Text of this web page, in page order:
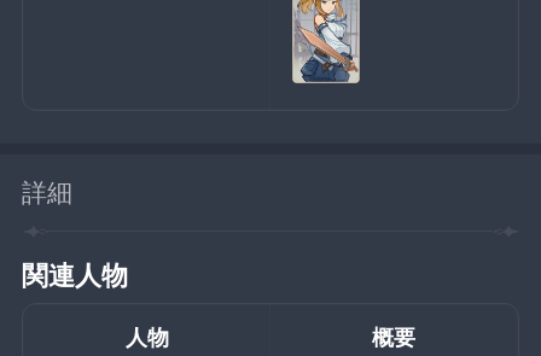
詳細
関連人物
人物 概要